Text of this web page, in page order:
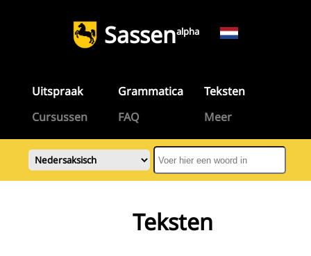
Sassenalpha
Uitspraak Grammatica
Teksten
Cursussen
FAQ Meer
Teksten